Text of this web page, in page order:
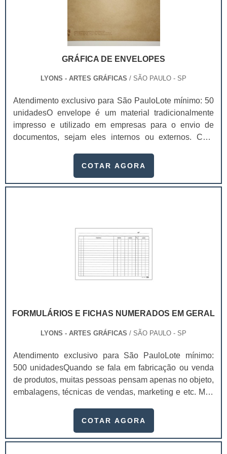
GRÁFICA DE ENVELOPES
LYONS - ARTES GRÁFICAS / SÃO PAULO - SP
Atendimento exclusivo para São PauloLote mínimo: 50
unidadesO envelope é um material tradicionalmente
impresso e utilizado em empresas para o envio de
documentos, sejam eles internos ou externos. Com
documentos de modo que eles não sejam danificados
resistênciaDependendo do material que os envelopes
COTAR AGORA
FORMULÁRIOS E FICHAS NUMERADOS EM GERAL
LYONS - ARTES GRÁFICAS / SÃO PAULO - SP
Atendimento exclusivo para São PauloLote mínimo:
500 unidadesQuando se fala em fabricação ou venda
de produtos, muitas pessoas pensam apenas no objeto,
embalagens, técnicas de vendas, marketing e etc. Mas
e logística adequada, esses esforços podem não valer
numerados em geral ganham um papel de destaque
COTAR AGORA